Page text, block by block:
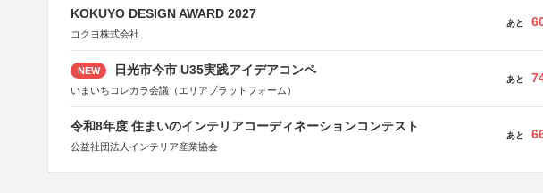
KOKUYO DESIGN AWARD 2027
コクヨ株式会社
あと
NEW 日光市今市 U35実践アイデアコンペ
いまいちコレカラ会議（エリアプラットフォーム）
あと
令和8年度 住まいのインテリアコーディネーションコンテスト
公益社団法人インテリア産業協会
あと